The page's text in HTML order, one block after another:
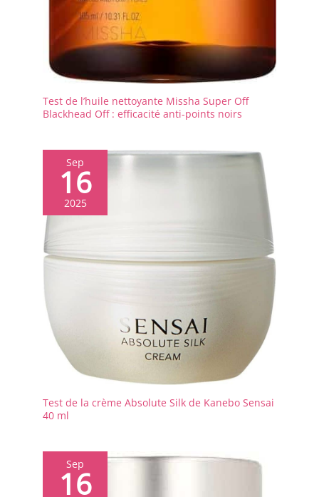
Test de l’huile nettoyante Missha Super Off
Blackhead Off : efficacité anti-points noirs
Sep
16
2025
Test de la crème Absolute Silk de Kanebo Sensai
40 ml
Sep
16